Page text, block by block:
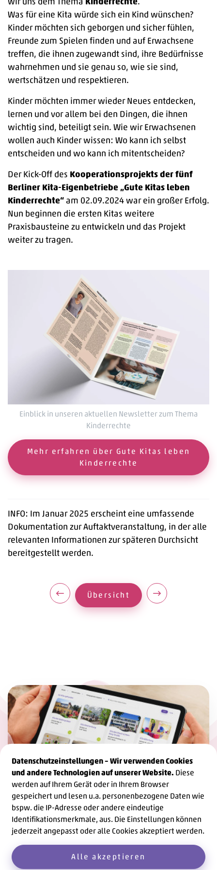
Was für eine Kita würde sich ein Kind wünschen?
Kinder möchten sich geborgen und sicher fühlen,
Freunde zum Spielen finden und auf Erwachsene
treffen, die ihnen zugewandt sind, ihre Bedürfnisse
wahrnehmen und sie genau so, wie sie sind,
wertschätzen und respektieren.
Kinder möchten immer wieder Neues entdecken,
lernen und vor allem bei den Dingen, die ihnen
wichtig sind, beteiligt sein. Wie wir Erwachsenen
wollen auch Kinder wissen: Wo kann ich selbst
entscheiden und wo kann ich mitentscheiden?
Der Kick-Off des Kooperationsprojekts der fünf
Berliner Kita-Eigenbetriebe „Gute Kitas leben
Kinderrechte“ am 02.09.2024 war ein großer Erfolg.
Nun beginnen die ersten Kitas weitere
Praxisbausteine zu entwickeln und das Projekt
weiter zu tragen.
Einblick in unseren aktuellen Newsletter zum Thema
Kinderrechte
Mehr erfahren über Gute Kitas leben
Kinderrechte
INFO: Im Januar 2025 erscheint eine umfassende
Dokumentation zur Auftaktveranstaltung, in der alle
relevanten Informationen zur späteren Durchsicht
bereitgestellt werden.
Vorherigen Artikel anzeigen
Zur Artikel Übersicht
Übersicht
Nächsten Artikel
Kita finden
Kita-Standorte.
Datenschutzeinstellungen – Wir verwenden Cookies
und andere Technologien auf unserer Website. Diese
werden auf Ihrem Gerät oder in Ihrem Browser
gespeichert und lesen u.a. personenbezogene Daten wie
bspw. die IP-Adresse oder andere eindeutige
Identifikationsmerkmale, aus. Die Einstellungen können
jederzeit angepasst oder alle Cookies akzeptiert werden.
Alle akzeptieren